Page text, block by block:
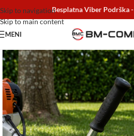
Skip to navigation
Skip to main content
Besplatna Viber Podrška -
MENI